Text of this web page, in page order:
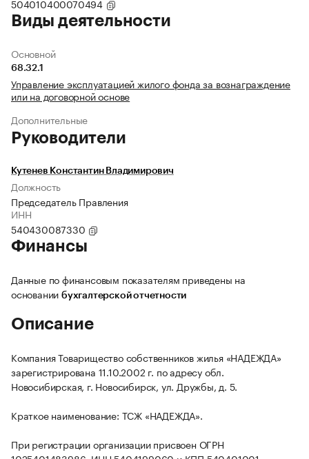
504010400070494
Виды деятельности
Основной
68.32.1
Управление эксплуатацией жилого фонда за вознаграждение
или на договорной основе
Дополнительные
Руководители
Кутенев Константин Владимирович
Должность
Председатель Правления
ИНН
540430087330
Финансы
Данные по финансовым показателям приведены на
основании бухгалтерской отчетности
Описание
Компания Товарищество собственников жилья «НАДЕЖДА»
зарегистрирована 11.10.2002 г. по адресу обл.
Новосибирская, г. Новосибирск, ул. Дружбы, д. 5.
Краткое наименование: ТСЖ «НАДЕЖДА».
При регистрации организации присвоен ОГРН